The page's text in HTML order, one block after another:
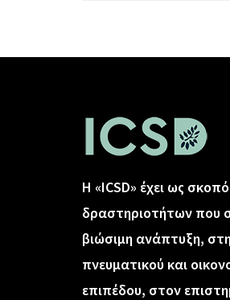
Η «ICSD» έχει ως
δραστηριοτήτων που
βιώσιμη ανάπτυξη,
πνευματικού και
επιπέδου, στον